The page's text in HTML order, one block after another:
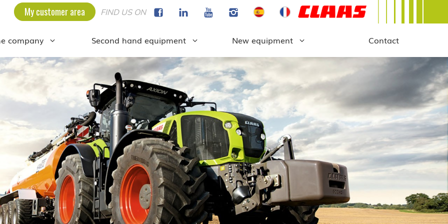
My customer area FIND US ON
company Second hand equipment New equipment Contact